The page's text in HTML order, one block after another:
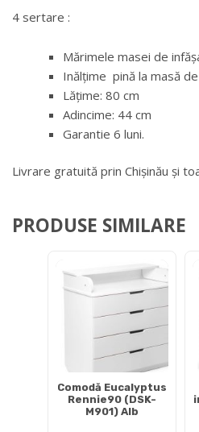
4 sertare :
Mărimele masei de
Inălțime pină la masă
Lățime: 80 cm
Adincime: 44 cm
Garantie 6 luni.
Livrare gratuită prin Chișinău și
PRODUSE SIMILARE
Comodă Eucalyptus
Rennie90 (DSK-
M901) Alb